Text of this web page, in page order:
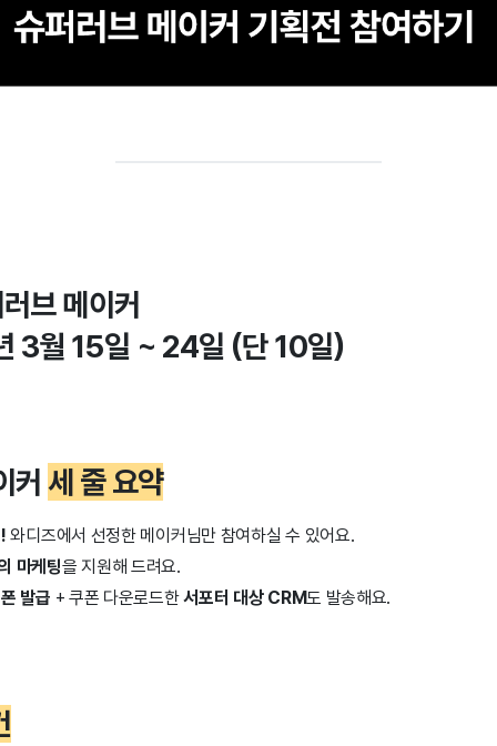
브 메이커
3월 15일 ~ 24일 (단 10일)
커 세 줄 요약
와디즈에서 선정한 메이커님만 참여하실 수 있어요.
마케팅을 지원해 드려요.
발급 + 쿠폰 다운로드한서포터 대상 CRM도 발송해요.